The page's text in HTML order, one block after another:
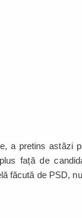
a pretins astăzi
față de
făcută de PSD,